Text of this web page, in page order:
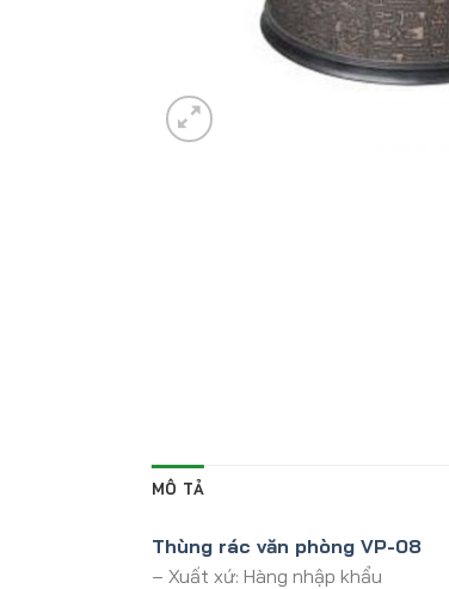
MÔ TẢ
Thùng rác văn phòng VP-08
– Xuất xứ: Hàng nhập khẩu